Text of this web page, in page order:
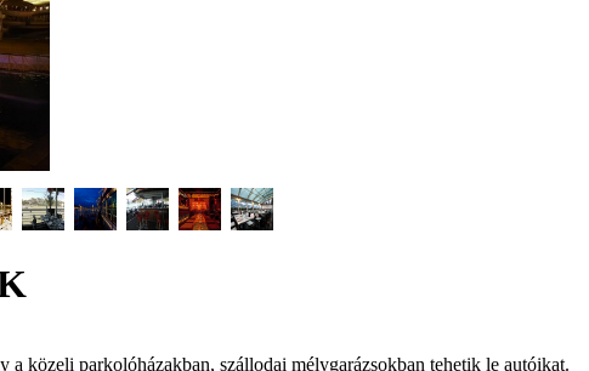
közeli parkolóházakban, szállodai mélygarázsokban tehetik le autóikat.